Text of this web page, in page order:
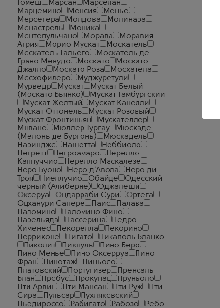
Гомеш
Марсан
Марселан
Марцемино
Менсия
Менье
Мерсегера
Молдова
Молинара
Монастрель
Моника
Монтепульчано
Морава
Моравия
Агрия
Морио Мускат
Москатель
Москатель Гальего
Москатель де
Грано Менудо
Москато
Москато
Джалло
Москато Роза
Мосхатела
Мосхофилеро
Муджуретули
Мурведр
Мускат
Мускат Белый
(Москато Бьянко)
Мускат Гамбургский
Мускат Желтый
Мускат Канелли
Мускат Оттонель
Мускат Розовый
Мускат Фронтиньян
Мускателлер
Мцване
Мюллер Тургау
Мюскаде
(Мелонь де Бургонь)
Мюскадель
Нариндже
Нашетта
Неббиоло
Негретт
Негроамаро
Нерелло
Каппуччио
Нерелло Маскалезе
Неро Буоно
Неро д'Авола
Неро ди
Троя
Ниеллучио Обайде
Одесский
черный (Алиберне)
Оджалеши
Оксеруа
Ондарраби Сури
Ортега
Оцханури Сапере
Паис
Палава
Паломино
Паломино Фино
Парельяда
Пассерина
Педро
Хименес
Пекорелла
Пекорино
Перриконе
Пигато
Пикаполь Бланко
Пиколит
Пикпуль
Пино Беро
Пино Менье
Пино Оксерруа
Пино
Фран
Пинотаж
Пиньоло
Платовский
Португизер
Пренсаль
Блан
Пробус Прокупац
Пруньоло
Пти Арвин
Пти Мансан Пти Руж
Пти
Сира
Пульсар
Пухляковский
Пьедироссо
Рабигато Рабозо
Ребо